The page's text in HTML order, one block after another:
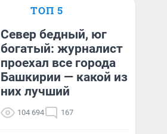
ТОП 5
Север бедный, юг
богатый: журналист
проехал все города
Башкирии — какой из
них лучший
104 694 167